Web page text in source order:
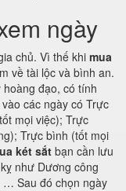
ngày
chủ. Vì thế khi mua
về tài lộc và bình an.
đạo, có tính
các ngày có Trực
mọi việc); Trực
Trực bình (tốt mọi
két sắtbạn cần lưu
như Dương công
… Sau đó chọn ngày